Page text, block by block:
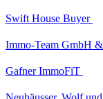
Swift House Buyer
Immo-Team GmbH
Gafner ImmoFiT